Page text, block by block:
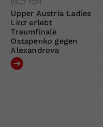
03.02.2024
Upper Austria Ladies
Linz erlebt
Traumfinale
Ostapenko gegen
Alexandrova